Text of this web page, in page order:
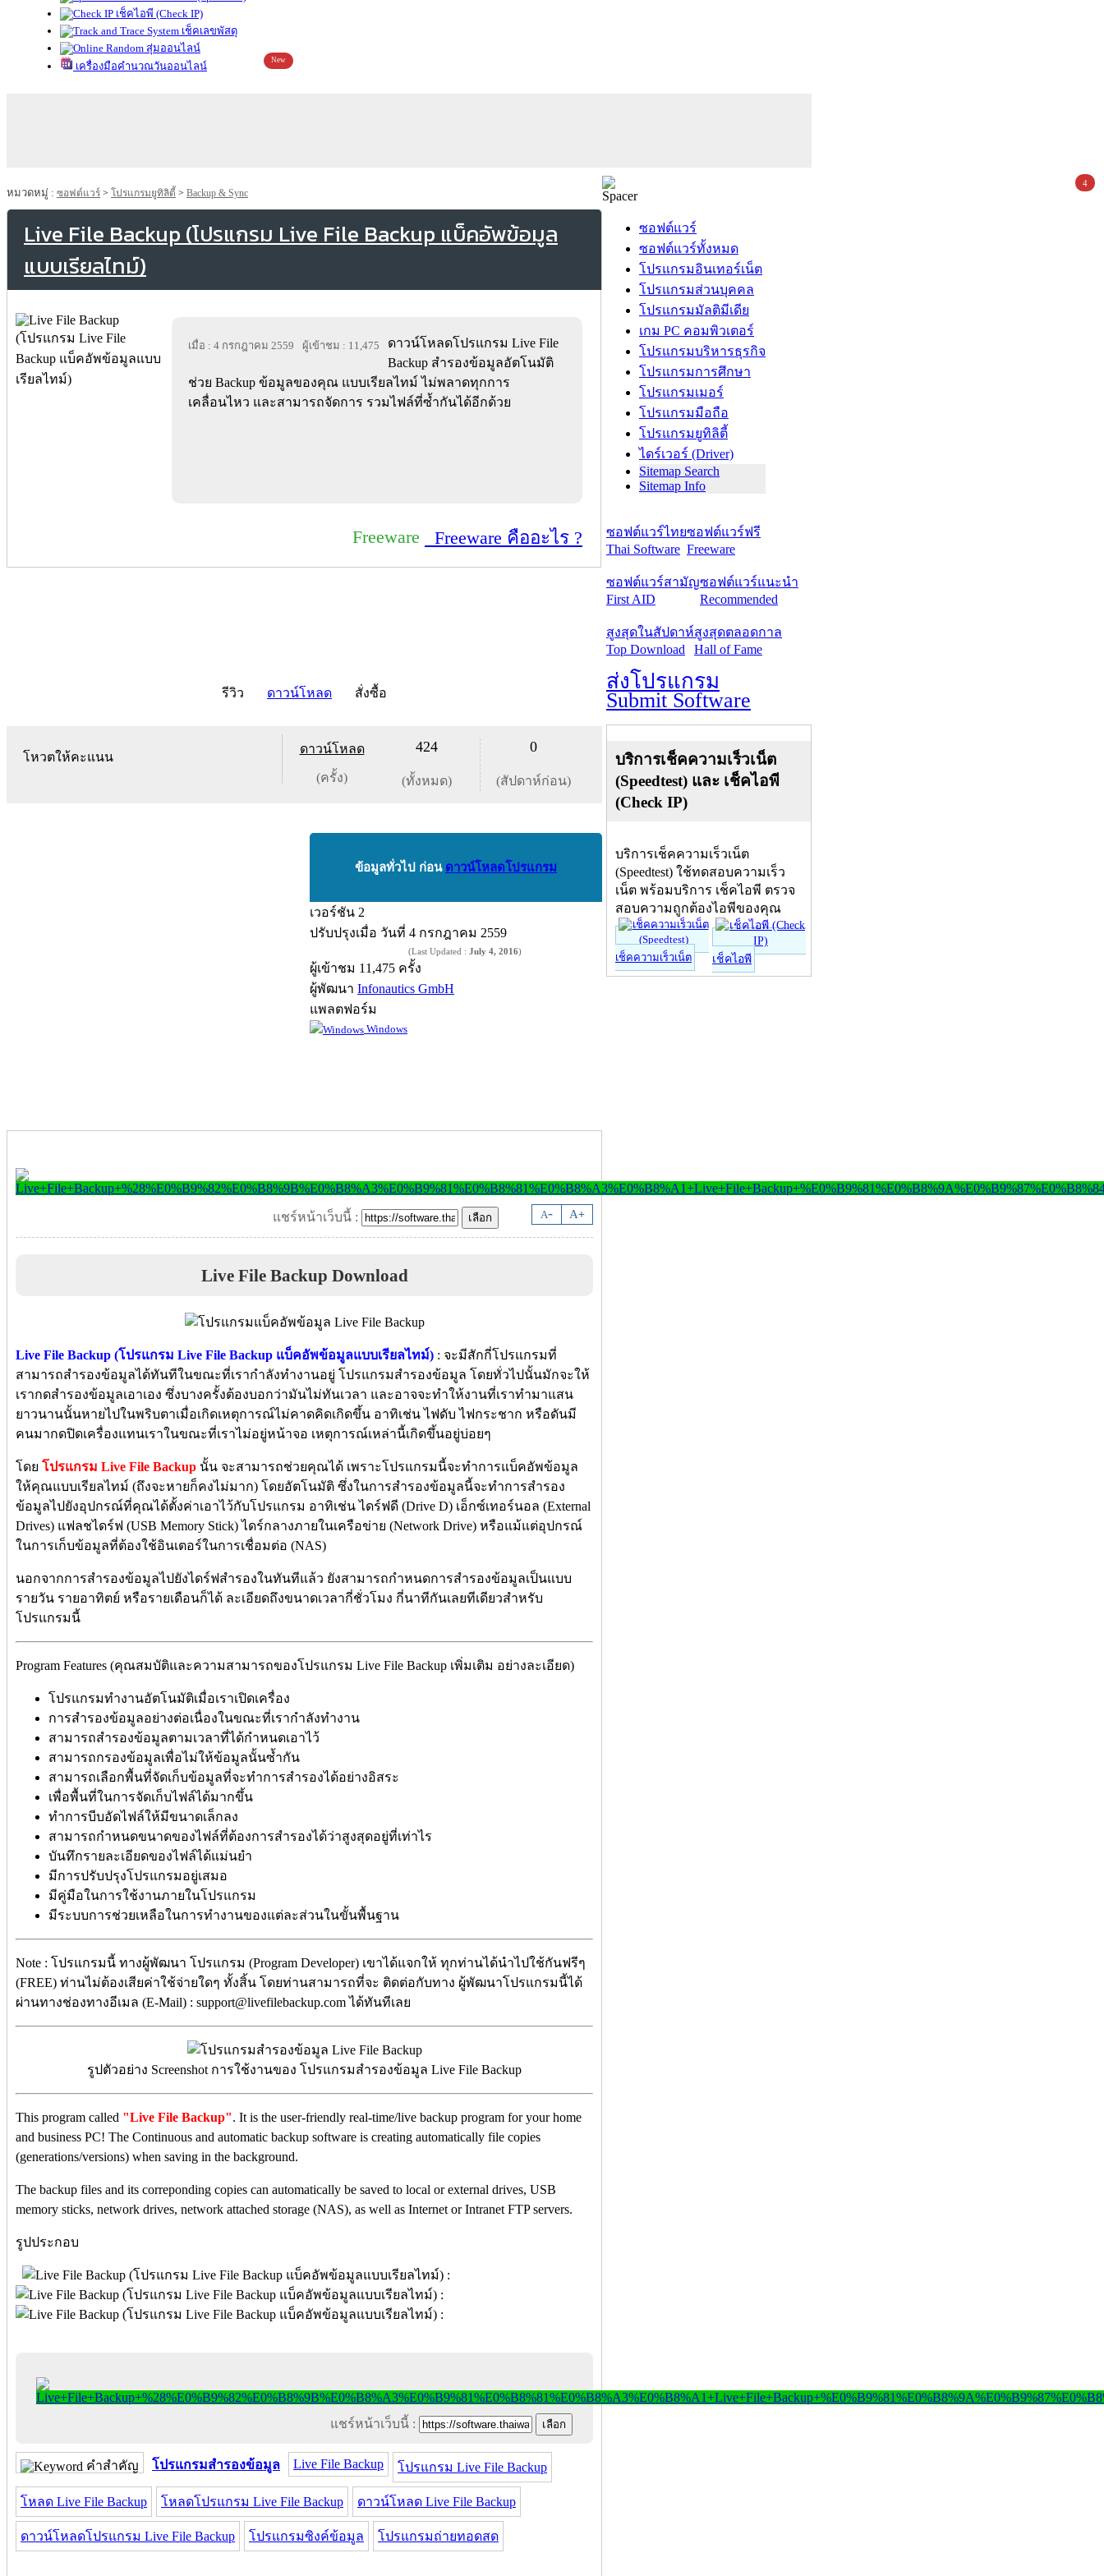
เช็คไอพี (Check IP)
เช็คเลขพัสดุ
สุ่มออนไลน์
เครื่องมือคำนวณวันออนไลน์
New
หมวดหมู่ : ซอฟต์แวร์ > โปรแกรมยูทิลิตี้ > Backup & Sync
Live File Backup (โปรแกรม Live File Backup แบ็คอัพข้อมูล
แบบเรียลไทม์)
เมื่อ : 4 กรกฎาคม 2559 ผู้เข้าชม : 11,475
ดาวน์โหลดโปรแกรม Live File
Backup สำรองข้อมูลอัตโนมัติ
ช่วย Backup ข้อมูลของคุณ แบบเรียลไทม์ ไม่พลาดทุกการ
เคลื่อนไหว และสามารถจัดการ รวมไฟล์ที่ซ้ำกันได้อีกด้วย
Freeware Freeware คืออะไร ?
รีวิว ดาวน์โหลด สั่งซื้อ
โหวตให้คะแนน
ดาวน์โหลด
(ครั้ง)
424
(ทั้งหมด)
0
(สัปดาห์ก่อน)
ข้อมูลทั่วไป ก่อน ดาวน์โหลดโปรแกรม
เวอร์ชัน 2
ปรับปรุงเมื่อ วันที่ 4 กรกฎาคม 2559
(Last Updated : July 4, 2016)
ผู้เข้าชม 11,475 ครั้ง
ผู้พัฒนา Infonautics GmbH
แพลตฟอร์ม
Windows
A- A+
แชร์หน้าเว็บนี้ :
Live File Backup Download
Live File Backup (โปรแกรม Live File Backup แบ็คอัพข้อมูลแบบเรียลไทม์) : จะมีสักกี่โปรแกรมที่
สามารถสำรองข้อมูลได้ทันทีในขณะที่เรากำลังทำงานอยู่ โปรแกรมสำรองข้อมูล โดยทั่วไปนั้นมักจะให้
เรากดสำรองข้อมูลเอาเอง ซึ่งบางครั้งต้องบอกว่ามันไม่ทันเวลา และอาจจะทำให้งานที่เราทำมาแสน
ยาวนานนั้นหายไปในพริบตาเมื่อเกิดเหตุการณ์ไม่คาดคิดเกิดขึ้น อาทิเช่น ไฟดับ ไฟกระชาก หรือดันมี
คนมากดปิดเครื่องแทนเราในขณะที่เราไม่อยู่หน้าจอ เหตุการณ์เหล่านี้เกิดขึ้นอยู่บ่อยๆ
โดย โปรแกรม Live File Backup นั้น จะสามารถช่วยคุณได้ เพราะโปรแกรมนี้จะทำการแบ็คอัพข้อมูล
ให้คุณแบบเรียลไทม์ (ถึงจะหายก็คงไม่มาก) โดยอัตโนมัติ ซึ่งในการสำรองข้อมูลนี้จะทำการสำรอง
ข้อมูลไปยังอุปกรณ์ที่คุณได้ตั้งค่าเอาไว้กับโปรแกรม อาทิเช่น ไดร์ฟดี (Drive D) เอ็กซ์เทอร์นอล (External
Drives) แฟลชไดร์ฟ (USB Memory Stick) ไดร์กลางภายในเครือข่าย (Network Drive) หรือแม้แต่อุปกรณ์
ในการเก็บข้อมูลที่ต้องใช้อินเตอร์ในการเชื่อมต่อ (NAS)
นอกจากการสำรองข้อมูลไปยังไดร์ฟสำรองในทันทีแล้ว ยังสามารถกำหนดการสำรองข้อมูลเป็นแบบ
รายวัน รายอาทิตย์ หรือรายเดือนก็ได้ ละเอียดถึงขนาดเวลากี่ชั่วโมง กี่นาทีกันเลยทีเดียวสำหรับ
โปรแกรมนี้
Program Features (คุณสมบัติและความสามารถของโปรแกรม Live File Backup เพิ่มเติม อย่างละเอียด)
โปรแกรมทำงานอัตโนมัติเมื่อเราเปิดเครื่อง
การสำรองข้อมูลอย่างต่อเนื่องในขณะที่เรากำลังทำงาน
สามารถสำรองข้อมูลตามเวลาที่ได้กำหนดเอาไว้
สามารถกรองข้อมูลเพื่อไม่ให้ข้อมูลนั้นซ้ำกัน
สามารถเลือกพื้นที่จัดเก็บข้อมูลที่จะทำการสำรองได้อย่างอิสระ
เพื่อพื้นที่ในการจัดเก็บไฟล์ได้มากขึ้น
ทำการบีบอัดไฟล์ให้มีขนาดเล็กลง
สามารถกำหนดขนาดของไฟล์ที่ต้องการสำรองได้ว่าสูงสุดอยู่ที่เท่าไร
บันทึกรายละเอียดของไฟล์ได้แม่นยำ
มีการปรับปรุงโปรแกรมอยู่เสมอ
มีคู่มือในการใช้งานภายในโปรแกรม
มีระบบการช่วยเหลือในการทำงานของแต่ละส่วนในขั้นพื้นฐาน
Note : โปรแกรมนี้ ทางผู้พัฒนา โปรแกรม (Program Developer) เขาได้แจกให้ ทุกท่านได้นำไปใช้กันฟรีๆ
(FREE) ท่านไม่ต้องเสียค่าใช้จ่ายใดๆ ทั้งสิ้น โดยท่านสามารถที่จะ ติดต่อกับทาง ผู้พัฒนาโปรแกรมนี้ได้
ผ่านทางช่องทางอีเมล (E-Mail) : support@livefilebackup.com ได้ทันทีเลย
รูปตัวอย่าง Screenshot การใช้งานของ โปรแกรมสำรองข้อมูล Live File Backup
This program called "Live File Backup". It is the user-friendly real-time/live backup program for your home
and business PC! The Continuous and automatic backup software is creating automatically file copies
(generations/versions) when saving in the background.
The backup files and its correponding copies can automatically be saved to local or external drives, USB
memory sticks, network drives, network attached storage (NAS), as well as Internet or Intranet FTP servers.
รูปประกอบ
แชร์หน้าเว็บนี้ :
คำสำคัญ โปรแกรมสำรองข้อมูล Live File Backup โปรแกรม Live File Backup
โหลด Live File Backup โหลดโปรแกรม Live File Backup ดาวน์โหลด Live File Backup
ดาวน์โหลดโปรแกรม Live File Backup โปรแกรมซิงค์ข้อมูล โปรแกรมถ่ายทอดสด
ซอฟต์แวร์
ซอฟต์แวร์ทั้งหมด
โปรแกรมอินเทอร์เน็ต
โปรแกรมส่วนบุคคล
โปรแกรมมัลติมีเดีย
เกม PC คอมพิวเตอร์
โปรแกรมบริหารธุรกิจ
โปรแกรมการศึกษา
โปรแกรมเมอร์
โปรแกรมมือถือ
โปรแกรมยูทิลิตี้
ไดร์เวอร์ (Driver)
Sitemap Search
Sitemap Info
ซอฟต์แวร์ไทย
Thai Software
ซอฟต์แวร์ฟรี
Freeware
ซอฟต์แวร์สามัญ
First AID
ซอฟต์แวร์แนะนำ
Recommended
สูงสุดในสัปดาห์
Top Download
สูงสุดตลอดกาล
Hall of Fame
ส่งโปรแกรม
Submit Software
บริการเช็คความเร็วเน็ต
(Speedtest) และ เช็คไอพี
(Check IP)
บริการเช็คความเร็วเน็ต
(Speedtest) ใช้ทดสอบความเร็ว
เน็ต พร้อมบริการ เช็คไอพี ตรวจ
สอบความถูกต้องไอพีของคุณ
เช็คความเร็วเน็ต เช็คไอพี
4